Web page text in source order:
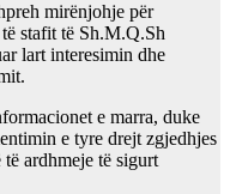
mirënjohje për
stafit të Sh.M.Q.Sh
lart interesimin dhe
e marra, duke
e tyre drejt zgjedhjes
ardhmeje të sigurt